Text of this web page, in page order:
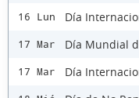
16 Lun Día
17 Mar Día Mundial
17 Mar Día